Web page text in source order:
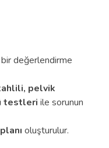
değerlendirme
pelvik
testleri ile sorunun
oluşturulur.